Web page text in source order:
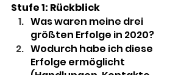
Stufe 1: Rückblick
Was waren meine drei
größten Erfolge in 2020?
Wodurch habe ich diese
Erfolge ermöglicht